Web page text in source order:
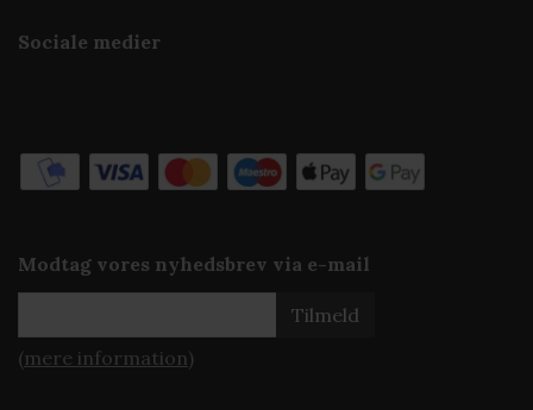
Sociale medier
Modtag vores nyhedsbrev via e-mail
Tilmeld
(mere information)